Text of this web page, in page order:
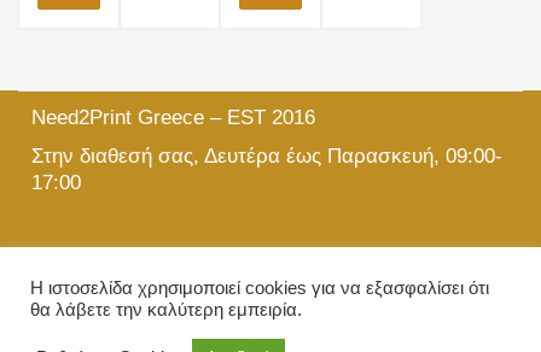
Need2Print Greece – EST 2016
Στην διαθεσή σας, Δευτέρα έως Παρασκευή, 09:00-
17:00
215 501 5903
info@need2print.gr
Η ιστοσελίδα χρησιμοποιεί cookies για να εξασφαλίσει ότι
θα λάβετε την καλύτερη εμπειρία.